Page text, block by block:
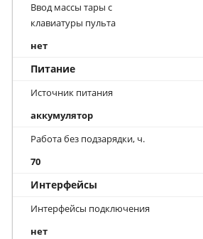
Ввод массы тары с
клавиатуры пульта
нет
Питание
Источник питания
аккумулятор
Работа без подзарядки, ч.
70
Интерфейсы
Интерфейсы подключения
нет